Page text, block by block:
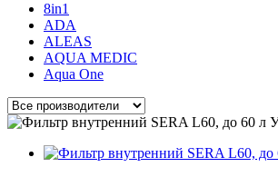
8in1
ADA
ALEAS
AQUA MEDIC
Aqua One